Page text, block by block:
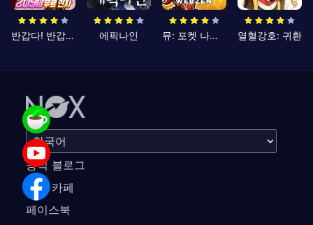
반갑다! 반갑삼국지 에픽나인 뮤: 포켓 나이츠 열혈강호: 귀환
공식 블로그
공식 카페
페이스북